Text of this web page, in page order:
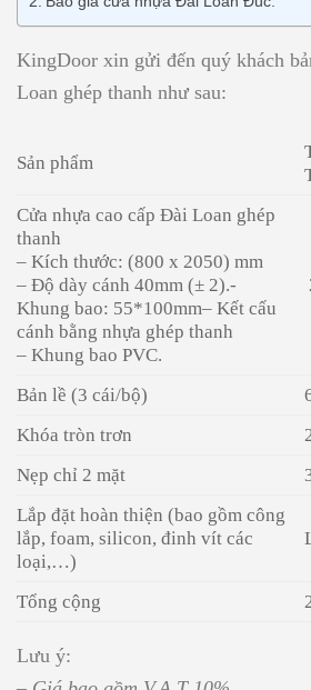
KingDoor xin gửi đến quý khách
Loan ghép thanh như sau:
Sản phẩm
Cửa nhựa cao cấp Đài Loan ghép
thanh
– Kích thước: (800 x 2050) mm
– Độ dày cánh 40mm (± 2).-
Khung bao: 55*100mm– Kết cấu
cánh bằng nhựa ghép thanh
– Khung bao PVC.
Bản lề (3 cái/bộ)
Khóa tròn trơn
Nẹp chỉ 2 mặt
Lắp đặt hoàn thiện (bao gồm công
lắp, foam, silicon, đinh vít các
loại,…)
Tổng cộng
Lưu ý: